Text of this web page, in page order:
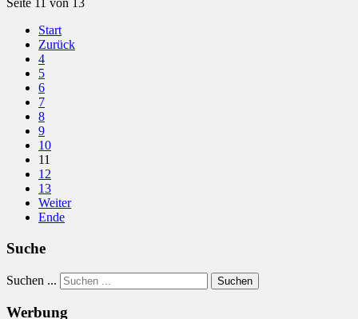
Seite 11 von 13
Start
Zurück
4
5
6
7
8
9
10
11
12
13
Weiter
Ende
Suche
Suchen ... Suchen
Werbung